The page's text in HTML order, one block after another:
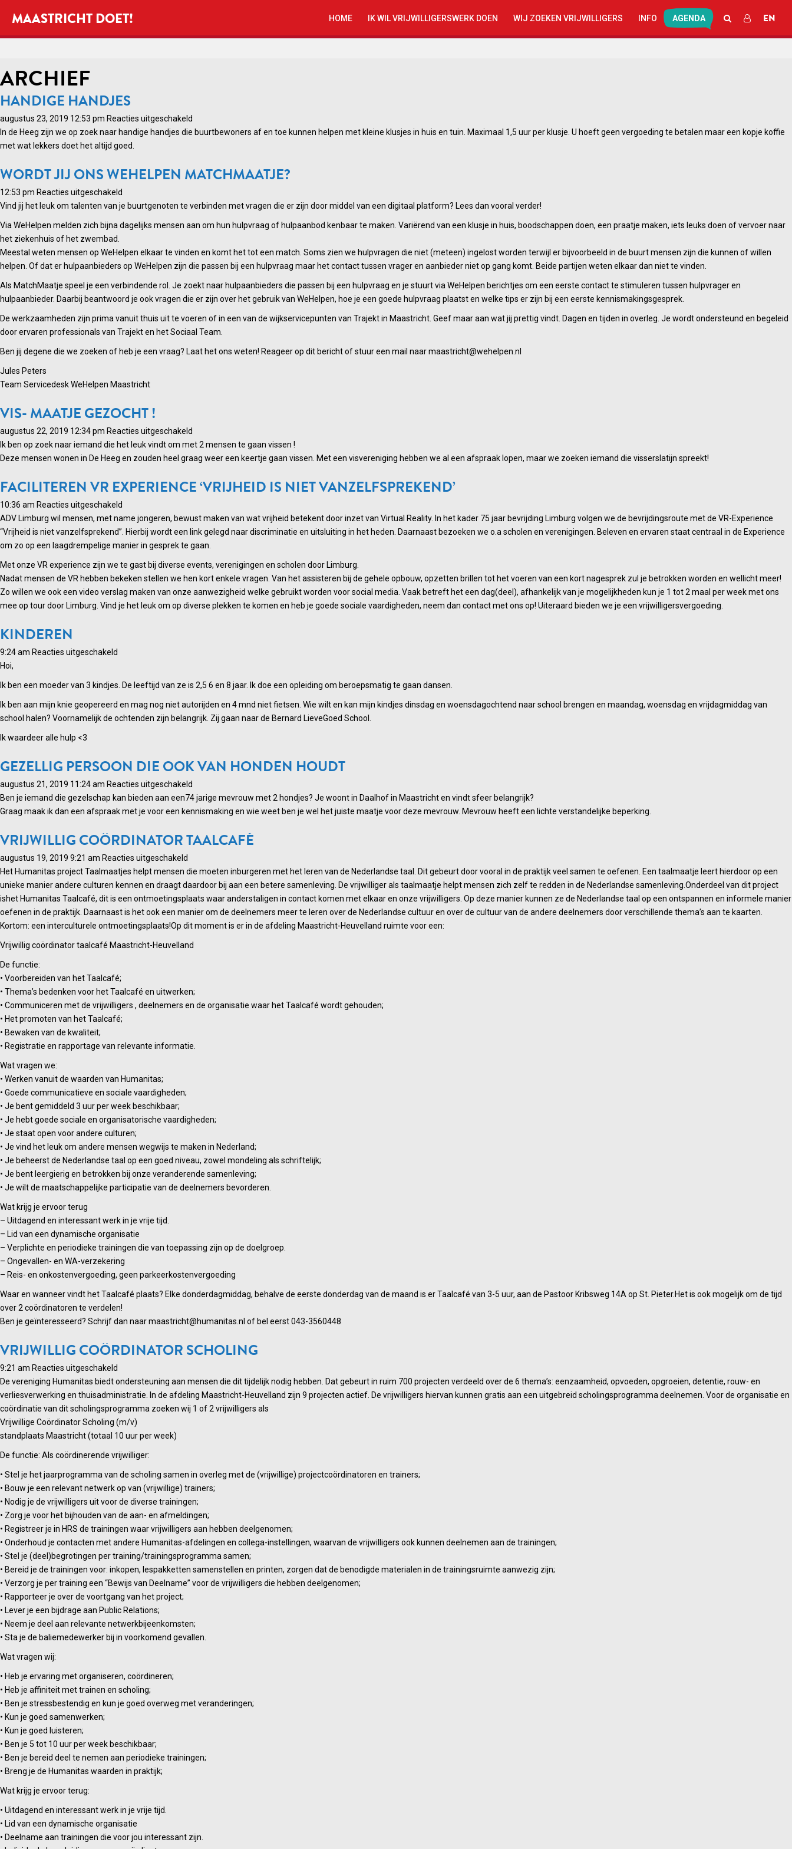
MAASTRICHT DOET! ZOEKENINLOGGEN
EN
HOME IK WIL VRIJWILLIGERSWERK DOEN WIJ ZOEKEN VRIJWILLIGERS INFO AGENDA
ARCHIEF
HANDIGE HANDJES
augustus 23, 2019 12:53 pm Reacties uitgeschakeld
Handige
In de Heeg zijn we op zoek naar handige handjes die buurtbewoners af en toe kunnen helpen met kleine klusjes in huis en tuin. Maximaal 1,5 uur per klusje. U hoeft geen vergoeding te betalen maar een kopje koffie
met wat lekkers doet het altijd goed.
WORDT JIJ ONS WEHELPEN MATCHMAATJE?
12:53 pm Reacties uitgeschakeld
Wordt
ons
MatchMaatje?
Vind jij het leuk om talenten van je buurtgenoten te verbinden met vragen die er zijn door middel van een digitaal platform? Lees dan vooral verder!
Via WeHelpen melden zich bijna dagelijks mensen aan om hun hulpvraag of hulpaanbod kenbaar te maken. Variërend van een klusje in huis, boodschappen doen, een praatje maken, iets leuks doen of vervoer naar
het ziekenhuis of het zwembad.
Meestal weten mensen op WeHelpen elkaar te vinden en komt het tot een match. Soms zien we hulpvragen die niet (meteen) ingelost worden terwijl er bijvoorbeeld in de buurt mensen zijn die kunnen of willen
helpen. Of dat er hulpaanbieders op WeHelpen zijn die passen bij een hulpvraag maar het contact tussen vrager en aanbieder niet op gang komt. Beide partijen weten elkaar dan niet te vinden.
Als MatchMaatje speel je een verbindende rol. Je zoekt naar hulpaanbieders die passen bij een hulpvraag en je stuurt via WeHelpen berichtjes om een eerste contact te stimuleren tussen hulpvrager en
hulpaanbieder. Daarbij beantwoord je ook vragen die er zijn over het gebruik van WeHelpen, hoe je een goede hulpvraag plaatst en welke tips er zijn bij een eerste kennismakingsgesprek.
De werkzaamheden zijn prima vanuit thuis uit te voeren of in een van de wijkservicepunten van Trajekt in Maastricht. Geef maar aan wat jij prettig vindt. Dagen en tijden in overleg. Je wordt ondersteund en begeleid
door ervaren professionals van Trajekt en het Sociaal Team.
Ben jij degene die we zoeken of heb je een vraag? Laat het ons weten! Reageer op dit bericht of stuur een mail naar maastricht@wehelpen.nl
Jules Peters
Team Servicedesk WeHelpen Maastricht
VIS- MAATJE GEZOCHT !
augustus 22, 2019 12:34 pm Reacties uitgeschakeld
Vis-
maatje
!
Ik ben op zoek naar iemand die het leuk vindt om met 2 mensen te gaan vissen !
Deze mensen wonen in De Heeg en zouden heel graag weer een keertje gaan vissen. Met een visvereniging hebben we al een afspraak lopen, maar we zoeken iemand die visserslatijn spreekt!
FACILITEREN VR EXPERIENCE ‘VRIJHEID IS NIET VANZELFSPREKEND’
10:36 am Reacties uitgeschakeld
Faciliteren
VR
Experience
vanzelfsprekend’
ADV Limburg wil mensen, met name jongeren, bewust maken van wat vrijheid betekent door inzet van Virtual Reality. In het kader 75 jaar bevrijding Limburg volgen we de bevrijdingsroute met de VR-Experience
“Vrijheid is niet vanzelfsprekend”. Hierbij wordt een link gelegd naar discriminatie en uitsluiting in het heden. Daarnaast bezoeken we o.a scholen en verenigingen. Beleven en ervaren staat centraal in de Experience
om zo op een laagdrempelige manier in gesprek te gaan.
Met onze VR experience zijn we te gast bij diverse events, verenigingen en scholen door Limburg.
Nadat mensen de VR hebben bekeken stellen we hen kort enkele vragen. Van het assisteren bij de gehele opbouw, opzetten brillen tot het voeren van een kort nagesprek zul je betrokken worden en wellicht meer!
Zo willen we ook een video verslag maken van onze aanwezigheid welke gebruikt worden voor social media. Vaak betreft het een dag(deel), afhankelijk van je mogelijkheden kun je 1 tot 2 maal per week met ons
mee op tour door Limburg. Vind je het leuk om op diverse plekken te komen en heb je goede sociale vaardigheden, neem dan contact met ons op! Uiteraard bieden we je een vrijwilligersvergoeding.
KINDEREN
9:24 am Reacties uitgeschakeld
Hoi,
Ik ben een moeder van 3 kindjes. De leeftijd van ze is 2,5 6 en 8 jaar. Ik doe een opleiding om beroepsmatig te gaan dansen.
Ik ben aan mijn knie geopereerd en mag nog niet autorijden en 4 mnd niet fietsen. Wie wilt en kan mijn kindjes dinsdag en woensdagochtend naar school brengen en maandag, woensdag en vrijdagmiddag van
school halen? Voornamelijk de ochtenden zijn belangrijk. Zij gaan naar de Bernard LieveGoed School.
Ik waardeer alle hulp <3
GEZELLIG PERSOON DIE OOK VAN HONDEN HOUDT
augustus 21, 2019 11:24 am Reacties uitgeschakeld
Gezellig
persoon
ook
Ben je iemand die gezelschap kan bieden aan een74 jarige mevrouw met 2 hondjes? Je woont in Daalhof in Maastricht en vindt sfeer belangrijk?
Graag maak ik dan een afspraak met je voor een kennismaking en wie weet ben je wel het juiste maatje voor deze mevrouw. Mevrouw heeft een lichte verstandelijke beperking.
VRIJWILLIG COÖRDINATOR TAALCAFÉ
augustus 19, 2019 9:21 am Reacties uitgeschakeld
Vrijwillig
coördinator
Taalcafé
Het Humanitas project Taalmaatjes helpt mensen die moeten inburgeren met het leren van de Nederlandse taal. Dit gebeurt door vooral in de praktijk veel samen te oefenen. Een taalmaatje leert hierdoor op een
unieke manier andere culturen kennen en draagt daardoor bij aan een betere samenleving. De vrijwilliger als taalmaatje helpt mensen zich zelf te redden in de Nederlandse samenleving.Onderdeel van dit project
ishet Humanitas Taalcafé, dit is een ontmoetingsplaats waar anderstaligen in contact komen met elkaar en onze vrijwilligers. Op deze manier kunnen ze de Nederlandse taal op een ontspannen en informele manier
oefenen in de praktijk. Daarnaast is het ook een manier om de deelnemers meer te leren over de Nederlandse cultuur en over de cultuur van de andere deelnemers door verschillende thema’s aan te kaarten.
Kortom: een interculturele ontmoetingsplaats!Op dit moment is er in de afdeling Maastricht-Heuvelland ruimte voor een:
Vrijwillig coördinator taalcafé Maastricht-Heuvelland
De functie:
• Voorbereiden van het Taalcafé;
• Thema’s bedenken voor het Taalcafé en uitwerken;
• Communiceren met de vrijwilligers , deelnemers en de organisatie waar het Taalcafé wordt gehouden;
• Het promoten van het Taalcafé;
• Bewaken van de kwaliteit;
• Registratie en rapportage van relevante informatie.
Wat vragen we:
• Werken vanuit de waarden van Humanitas;
• Goede communicatieve en sociale vaardigheden;
• Je bent gemiddeld 3 uur per week beschikbaar;
• Je hebt goede sociale en organisatorische vaardigheden;
• Je staat open voor andere culturen;
• Je vind het leuk om andere mensen wegwijs te maken in Nederland;
• Je beheerst de Nederlandse taal op een goed niveau, zowel mondeling als schriftelijk;
• Je bent leergierig en betrokken bij onze veranderende samenleving;
• Je wilt de maatschappelijke participatie van de deelnemers bevorderen.
Wat krijg je ervoor terug
– Uitdagend en interessant werk in je vrije tijd.
– Lid van een dynamische organisatie
– Verplichte en periodieke trainingen die van toepassing zijn op de doelgroep.
– Ongevallen- en WA-verzekering
– Reis- en onkostenvergoeding, geen parkeerkostenvergoeding
Waar en wanneer vindt het Taalcafé plaats? Elke donderdagmiddag, behalve de eerste donderdag van de maand is er Taalcafé van 3-5 uur, aan de Pastoor Kribsweg 14A op St. Pieter.Het is ook mogelijk om de tijd
over 2 coördinatoren te verdelen!
Ben je geïnteresseerd? Schrijf dan naar maastricht@humanitas.nl of bel eerst 043-3560448
VRIJWILLIG COÖRDINATOR SCHOLING
9:21 am Reacties uitgeschakeld
Vrijwillig
coördinator
scholing
De vereniging Humanitas biedt ondersteuning aan mensen die dit tijdelijk nodig hebben. Dat gebeurt in ruim 700 projecten verdeeld over de 6 thema’s: eenzaamheid, opvoeden, opgroeien, detentie, rouw- en
verliesverwerking en thuisadministratie. In de afdeling Maastricht-Heuvelland zijn 9 projecten actief. De vrijwilligers hiervan kunnen gratis aan een uitgebreid scholingsprogramma deelnemen. Voor de organisatie en
coördinatie van dit scholingsprogramma zoeken wij 1 of 2 vrijwilligers als
Vrijwillige Coördinator Scholing (m/v)
standplaats Maastricht (totaal 10 uur per week)
De functie: Als coördinerende vrijwilliger:
• Stel je het jaarprogramma van de scholing samen in overleg met de (vrijwillige) projectcoördinatoren en trainers;
• Bouw je een relevant netwerk op van (vrijwillige) trainers;
• Nodig je de vrijwilligers uit voor de diverse trainingen;
• Zorg je voor het bijhouden van de aan- en afmeldingen;
• Registreer je in HRS de trainingen waar vrijwilligers aan hebben deelgenomen;
• Onderhoud je contacten met andere Humanitas-afdelingen en collega-instellingen, waarvan de vrijwilligers ook kunnen deelnemen aan de trainingen;
• Stel je (deel)begrotingen per training/trainingsprogramma samen;
• Bereid je de trainingen voor: inkopen, lespakketten samenstellen en printen, zorgen dat de benodigde materialen in de trainingsruimte aanwezig zijn;
• Verzorg je per training een “Bewijs van Deelname” voor de vrijwilligers die hebben deelgenomen;
• Rapporteer je over de voortgang van het project;
• Lever je een bijdrage aan Public Relations;
• Neem je deel aan relevante netwerkbijeenkomsten;
• Sta je de baliemedewerker bij in voorkomend gevallen.
Wat vragen wij:
• Heb je ervaring met organiseren, coördineren;
• Heb je affiniteit met trainen en scholing;
• Ben je stressbestendig en kun je goed overweg met veranderingen;
• Kun je goed samenwerken;
• Kun je goed luisteren;
• Ben je 5 tot 10 uur per week beschikbaar;
• Ben je bereid deel te nemen aan periodieke trainingen;
• Breng je de Humanitas waarden in praktijk;
Wat krijg je ervoor terug:
• Uitdagend en interessant werk in je vrije tijd.
• Lid van een dynamische organisatie
• Deelname aan trainingen die voor jou interessant zijn.